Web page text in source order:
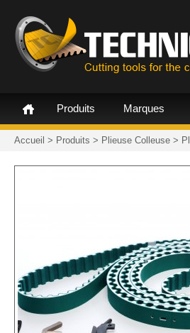
Produits Marques
Accueil > Produits > Plieuse Colleuse >